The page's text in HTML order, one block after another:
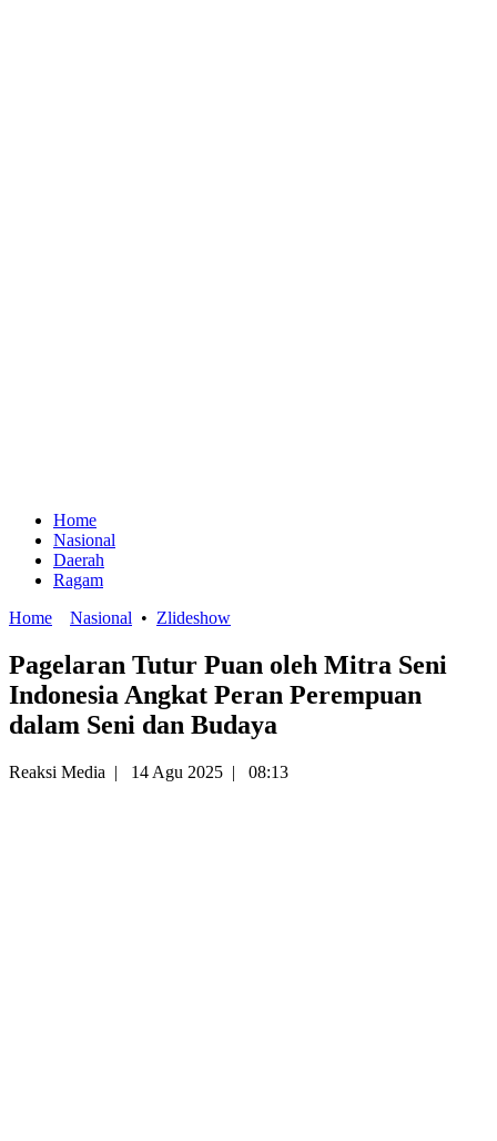
Home
Nasional
Daerah
Ragam
Home
Nasional • Zlideshow
Pagelaran Tutur Puan oleh Mitra Seni
Indonesia Angkat Peran Perempuan
dalam Seni dan Budaya
Reaksi Media | 14 Agu 2025 | 08:13